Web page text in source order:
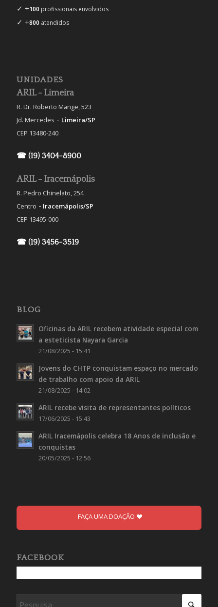
✓ +100 profissionais envolvidos
✓ +800 atendidos
UNIDADES
ARIL - Limeira
R. Dr. Roberto Mange, 523
Jd. Mercedes - Limeira/SP
CEP 13480-240
☎ (19) 3404-8900
ARIL - Iracemápolis
R. Pedro Chinelato, 254
Centro - Iracemápolis/SP
CEP 13495-000
☎ (19) 3456-3519
BLOG
Oficinas da ARIL recebem atividade especial com
a esteticista Nayara Garcia
21/08/2025 - 15:41
Jovens do CHTP conquistam espaço no mercado
de trabalho com apoio da ARIL
21/08/2025 - 14:02
ARIL recebe visita de representantes políticos
17/06/2025 - 15:43
ARIL Iracemápolis celebra 18 Anos de inclusão e
conquistas
20/05/2025 - 12:56
FAÇA UMA DOAÇÃO
FACEBOOK